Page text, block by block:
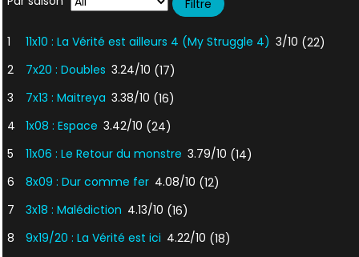
1 11x10 : La Vérité est ailleurs 4 (My Struggle 4) 3/10 (22)
2
7x20 : Doubles 3.24/10 (17)
3
7x13 : Maitreya 3.38/10 (16)
4
1x08 : Espace 3.42/10 (24)
5
11x06 : Le Retour du monstre 3.79/10 (14)
6
8x09 : Dur comme fer 4.08/10 (12)
7
3x18 : Malédiction 4.13/10 (16)
8
9x19/20 : La Vérité est ici 4.22/10 (18)